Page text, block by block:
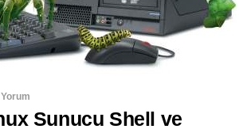
Sunucu Shell ve